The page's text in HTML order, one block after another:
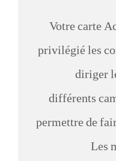
Votre carte
privilégié les
diriger
différents
permettre de
Les